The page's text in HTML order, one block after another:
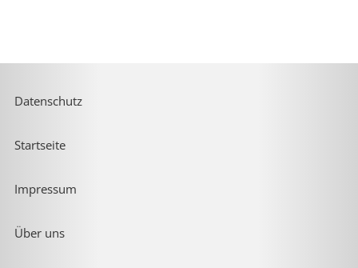
Datenschutz
Startseite
Impressum
Über uns